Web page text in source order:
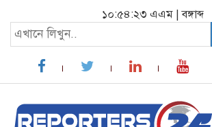
১০:৫৪:২৩ এএম |বঙ্গাব্দ